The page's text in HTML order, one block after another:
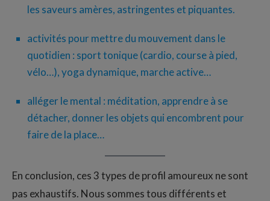
les saveurs amères, astringentes et piquantes.
activités pour mettre du mouvement dans le
quotidien : sport tonique (cardio, course à pied,
vélo…), yoga dynamique, marche active…
alléger le mental : méditation, apprendre à se
détacher, donner les objets qui encombrent pour
faire de la place…
En conclusion, ces 3 types de profil amoureux ne sont
pas exhaustifs. Nous sommes tous différents et